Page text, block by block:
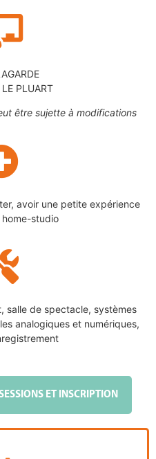
PLUART
être sujette à modifications
avoir une petite expérience
studio
salle de spectacle, systèmes
analogiques et numériques,
ET INSCRIPTION